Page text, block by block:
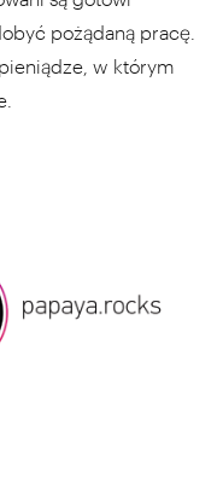
pożądaną pracę.
w którym